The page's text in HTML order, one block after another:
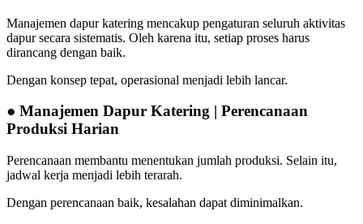
Manajemen dapur katering mencakup pengaturan seluruh aktivitas
dapur secara sistematis. Oleh karena itu, setiap proses harus
dirancang dengan baik.
Dengan konsep tepat, operasional menjadi lebih lancar.
● Manajemen Dapur Katering | Perencanaan
Produksi Harian
Perencanaan membantu menentukan jumlah produksi. Selain itu,
jadwal kerja menjadi lebih terarah.
Dengan perencanaan baik, kesalahan dapat diminimalkan.